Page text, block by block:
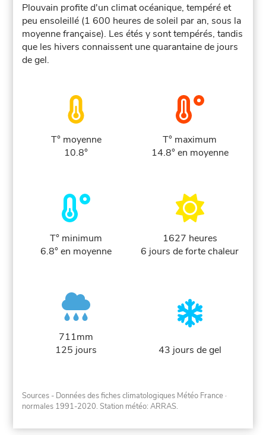
Plouvain profite d'un climat océanique, tempéré et
peu ensoleillé (1 600 heures de soleil par an, sous la
moyenne française). Les étés y sont tempérés, tandis
que les hivers connaissent une quarantaine de jours
de gel.
T° moyenne
10.8°
T° maximum
14.8° en moyenne
T° minimum
6.8° en moyenne
1627 heures
6 jours de forte chaleur
711mm
125 jours
43 jours de gel
Sources - Données des fiches climatologiques Météo France ·
normales 1991-2020. Station météo: ARRAS.